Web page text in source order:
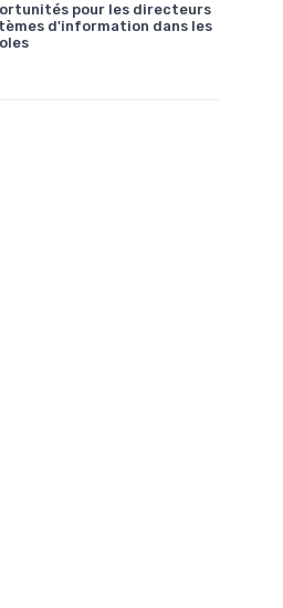
pour les directeurs
d'information dans les